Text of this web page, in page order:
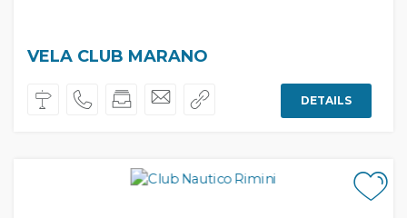
VELA CLUB MARANO
DETAILS